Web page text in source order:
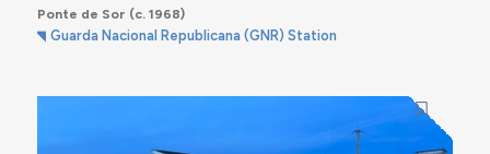
Ponte de Sor (c. 1968)
Guarda Nacional Republicana (GNR) Station